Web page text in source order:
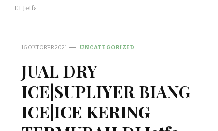
DI Jetfa
16 OKTOBER 2021 UNCATEGORIZED
JUAL DRY
ICE|SUPLIYER BIANG
ICE|ICE KERING